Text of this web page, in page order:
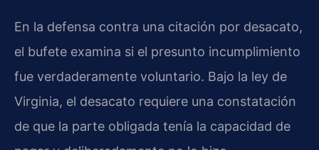
En la defensa contra una citación por desacato,
el bufete examina si el presunto incumplimiento
fue verdaderamente voluntario. Bajo la ley de
Virginia, el desacato requiere una constatación
de que la parte obligada tenía la capacidad de